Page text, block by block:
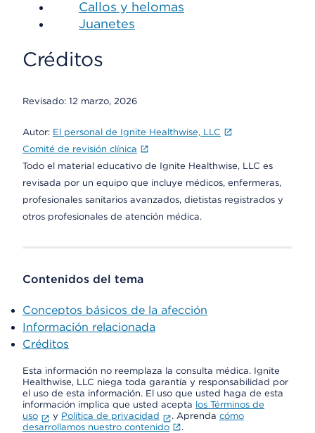
Callos y helomas
Juanetes
Créditos
Revisado: 12 marzo, 2026
Autor: El personal de Ignite Healthwise, LLC
Comité de revisión clínica
Todo el material educativo de Ignite Healthwise, LLC es
revisada por un equipo que incluye médicos, enfermeras,
profesionales sanitarios avanzados, dietistas registrados y
otros profesionales de atención médica.
Contenidos del tema
Conceptos básicos de la afección
Información relacionada
Créditos
Esta información no reemplaza la consulta médica. Ignite
Healthwise, LLC niega toda garantía y responsabilidad por
el uso de esta información. El uso que usted haga de esta
información implica que usted acepta los Términos de
uso
y Política de privacidad . Aprenda cómo
desarrollamos nuestro contenido
.